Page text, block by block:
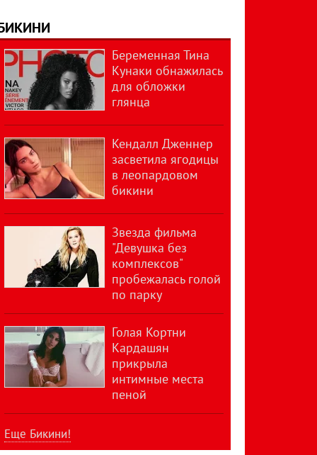
Беременная Тина
Кунаки обнажилась
для обложки
глянца
Кендалл Дженнер
засветила ягодицы
в леопардовом
бикини
Звезда фильма
"Девушка без
комплексов"
пробежалась голой
по парку
Голая Кортни
Кардашян
прикрыла
интимные места
пеной
Еще Бикини!